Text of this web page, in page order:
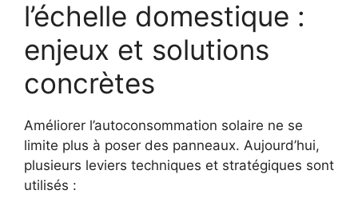
l’échelle domestique :
enjeux et solutions
concrètes
Améliorer l’autoconsommation solaire ne se
limite plus à poser des panneaux. Aujourd’hui,
plusieurs leviers techniques et stratégiques sont
utilisés :